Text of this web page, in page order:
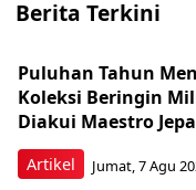
Berita Terkini
Artikel
Puluhan Tahun
Koleksi Beringin
Diakui Maestro
Jumat, 7 Agu